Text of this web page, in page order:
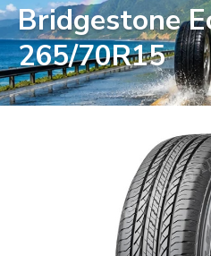
Bridgestone
265/70R15